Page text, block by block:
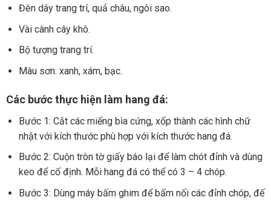
Đèn dây trang trí, quả châu, ngôi sao.
Vài cành cây khô.
Bộ tượng trang trí.
Màu sơn: xanh, xám, bạc.
Các bước thực hiện làm hang đá:
Bước 1: Cắt các miếng bìa cứng, xốp thành các hình chữ
nhật với kích thước phù hợp với kích thước hang đá.
Bước 2: Cuộn tròn tờ giấy báo lại để làm chót đỉnh và dùng
keo để cố định. Mỗi hang đá có thể có 3 – 4 chóp.
Bước 3: Dùng máy bấm ghim để bấm nối các đỉnh chóp, đế